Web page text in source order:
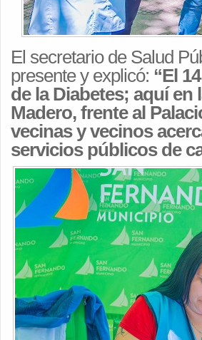
El secretario de Salud
presente y explicó: “El
de la Diabetes; aquí
Madero, frente al
vecinas y vecinos
servicios públicos de